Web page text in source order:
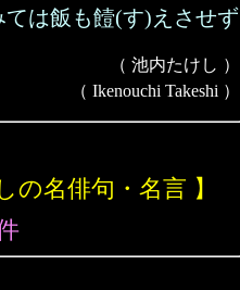
は飯も饐(す)えさせず
（ 池内たけし ）
（ Ikenouchi Takeshi ）
の名俳句・名言 】